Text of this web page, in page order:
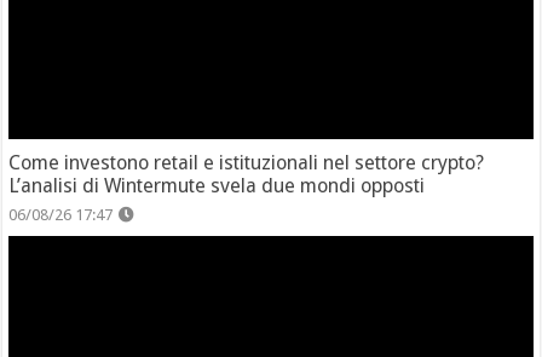
Come investono retail e istituzionali nel settore crypto?
L’analisi di Wintermute svela due mondi opposti
06/08/26 17:47